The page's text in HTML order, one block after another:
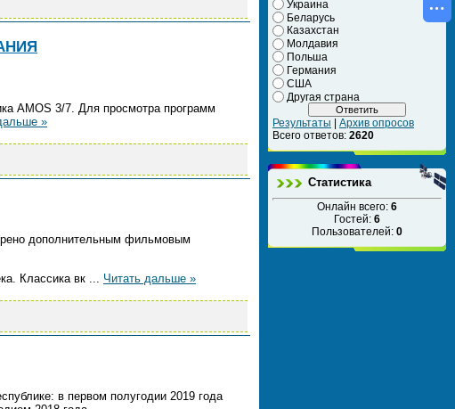
AMOS 3/7. Для просмотра программ
»
дополнительным фильмовым
Классика вк ... Читать дальше »
в первом полугодии 2019 года
Украина
Беларусь
Казахстан
Молдавия
Польша
Германия
США
Другая страна
Результаты
Архив опросов
Всего ответов: 2620
Статистика
Онлайн всего: 6
Гостей: 6
Пользователей: 0